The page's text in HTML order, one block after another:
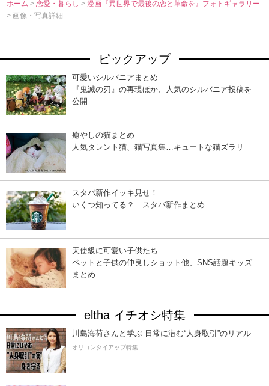
ホーム >恋愛・暮らし>漫画『異世界で最後の恋と革命を』フォトギャラリー
> 画像・写真詳細
ピックアップ
可愛いシルバニアまとめ
『鬼滅の刃』の再現ほか、人気のシルバニア投稿を
公開
癒やしの猫まとめ
人気タレント猫、猫写真集…キュートな猫ズラリ
スタバ新作イッキ見せ！
いくつ知ってる？ スタバ新作まとめ
天使級に可愛い子供たち
ペットと子供の仲良しショット他、SNS話題キッズ
まとめ
eltha イチオシ特集
川島海荷さんと学ぶ 日常に潜む“人身取引”のリアル
オリコンタイアップ特集